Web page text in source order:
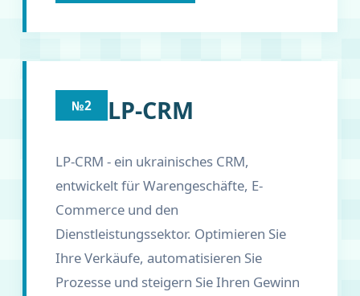
№2 LP-CRM
LP-CRM - ein ukrainisches CRM,
entwickelt für Warengeschäfte, E-
Commerce und den
Dienstleistungssektor. Optimieren Sie
Ihre Verkäufe, automatisieren Sie
Prozesse und steigern Sie Ihren Gewinn